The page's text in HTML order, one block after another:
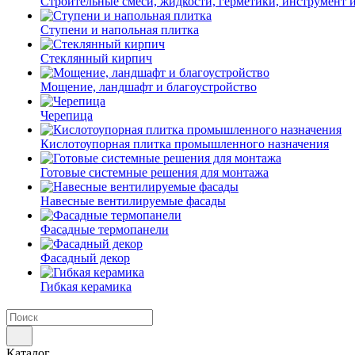
Ступени и напольная плитка
Cтеклянный кирпич
Мощение, ландшафт и благоустройство
Черепица
Кислотоупорная плитка промышленного назначения
Готовые системные решения для монтажа
Навесные вентилируемые фасады
Фасадные термопанели
Фасадный декор
Гибкая керамика